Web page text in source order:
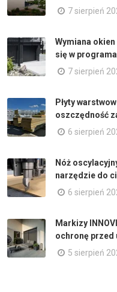
7 sierpień
Wymiana
się w
7 sierpień
Płyty
oszczędność
6 sierpień
Nóż
narzędzie do
6 sierpień
Markizy
ochronę przed
5 sierpień